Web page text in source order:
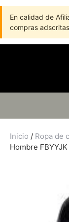
En calidad de
compras
Inicio / Ropa de
Hombre FBYYJK